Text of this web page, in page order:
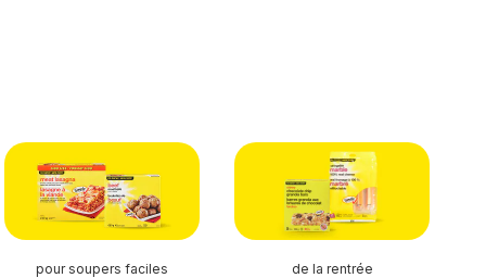
pour soupers faciles de la rentrée